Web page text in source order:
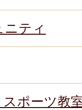
ティ
ポーツ教